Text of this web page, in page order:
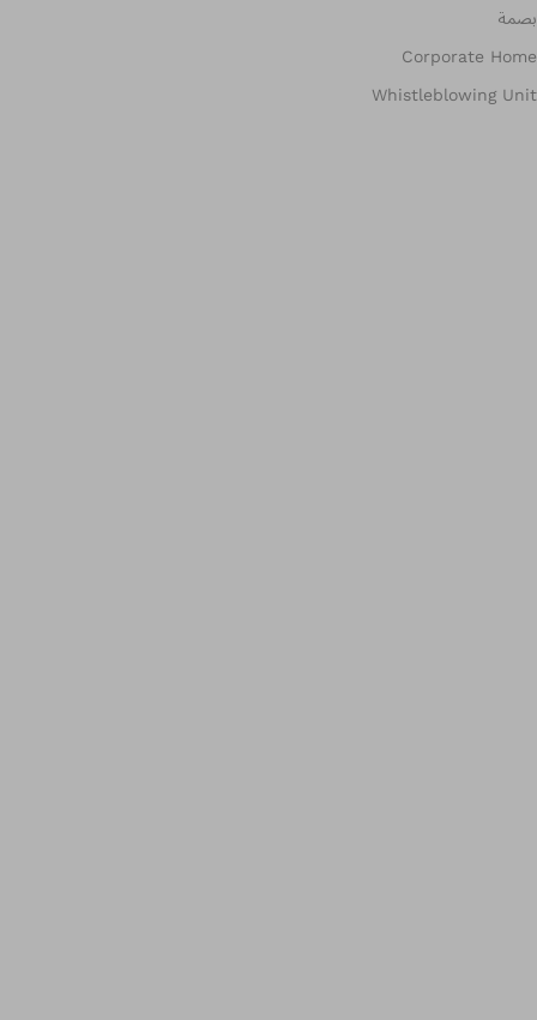
بصمة
Corporate Home
Whistleblowing Unit